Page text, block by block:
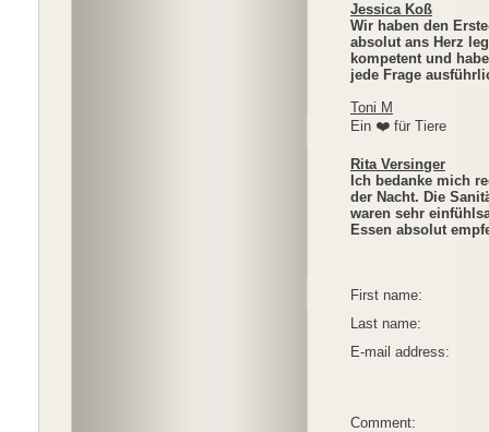
Jessica Koß
Wir haben den
absolut ans Herz
kompetent und
jede Frage
Toni M
Ein ❤️ für Tiere
Rita Versinger
Ich bedanke mich
der Nacht. Die
waren sehr
Essen absolut
First name:
Last name:
E-mail address:
Comment: